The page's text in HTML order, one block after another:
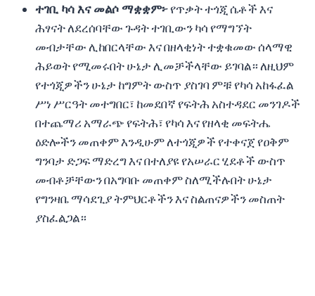
ተገቢ ካሳ እና መልሶ ማቋቋም፦የጥቃት ተጎጂ ሴቶች እና
ሕፃናት ለደረሰባቸው ጉዳት ተገቢውን ካሳ የማግኘት
መብታቸው ሊከበርላቸው እና በዘላቂነት ተቋቁመው ሰላማዊ
ሕይወት የሚመሩበት ሁኔታ ሊመቻችላቸው ይገባል። ለዚህም
የተጎጂዎችን ሁኔታ ከግምት ውስጥ ያስገባ ምቹ የካሳ አከፋፈል
ሥነ ሥርዓት መተግበር፣ ከመደበኛ የፍትሕ አስተዳደር መንገዶች
በተጨማሪ አማራጭ የፍትሕ፣ የካሳ እና የዘላቂ መፍትሔ
ዕድሎችን መጠቀም እንዲሁም ለተጎጂዎች የተቀናጀ የዐቅም
ግንባታ ድጋፍ ማድረግ እና በተለያዩ የአሠራር ሂደቶች ውስጥ
መብቶቻቸውን በአግባቡ መጠቀም ስለሚችሉበት ሁኔታ
የግንዛቤ ማሳደጊያ ትምህርቶችን እና ስልጠናዎችን መስጠት
ያስፈልጋል።